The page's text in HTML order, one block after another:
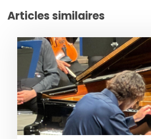
Articles similaires